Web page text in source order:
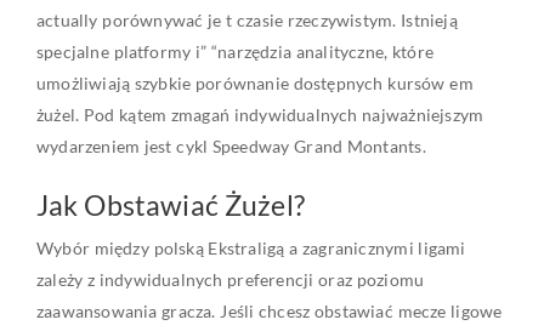
actually porównywać je t czasie rzeczywistym. Istnieją
specjalne platformy i” “narzędzia analityczne, które
umożliwiają szybkie porównanie dostępnych kursów em
żużel. Pod kątem zmagań indywidualnych najważniejszym
wydarzeniem jest cykl Speedway Grand Montants.
Jak Obstawiać Żużel?
Wybór między polską Ekstraligą a zagranicznymi ligami
zależy z indywidualnych preferencji oraz poziomu
zaawansowania gracza. Jeśli chcesz obstawiać mecze ligowe